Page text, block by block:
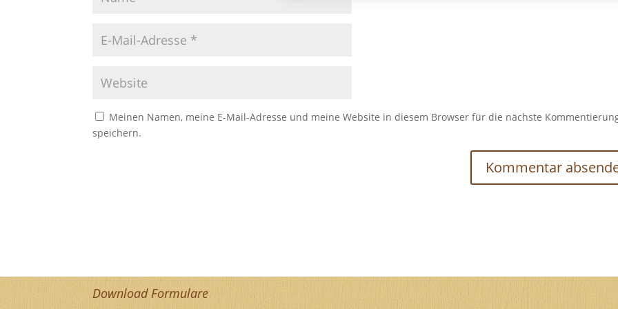
Meinen Namen, meine E-Mail-Adresse und meine Website in diesem Browser für die nächste
speichern.
Download Formulare